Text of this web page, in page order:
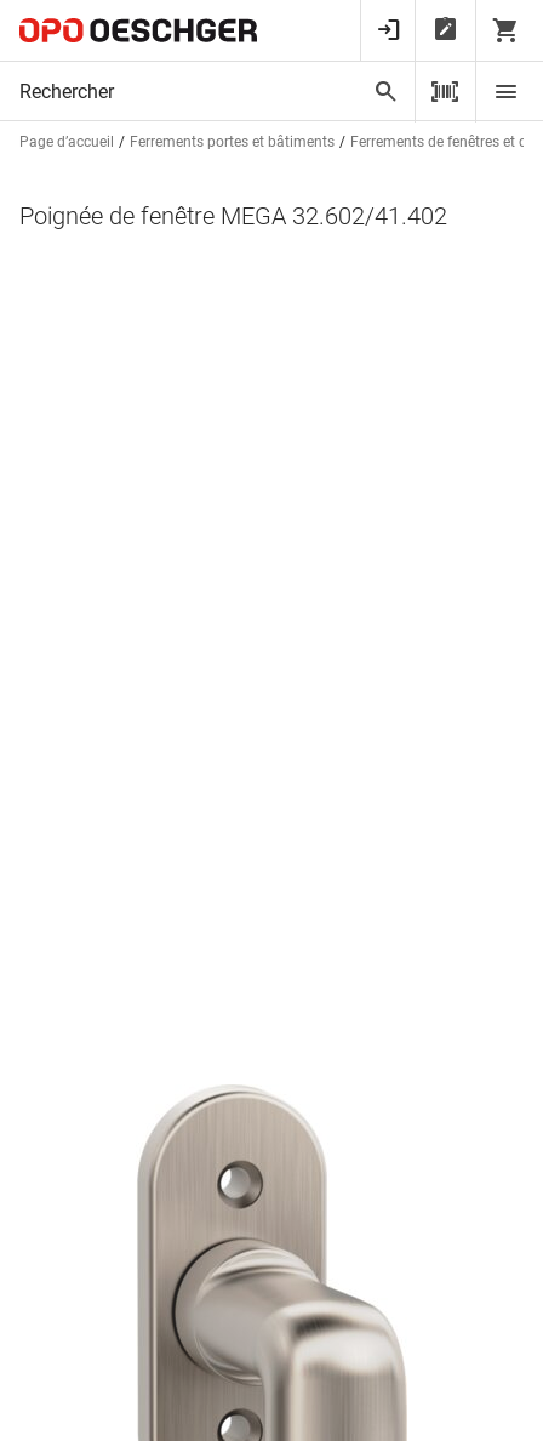
Page d’accueil Ferrements portes et bâtiments Ferrements de fenêtres et de
Poignée de fenêtre MEGA 32.602/41.402